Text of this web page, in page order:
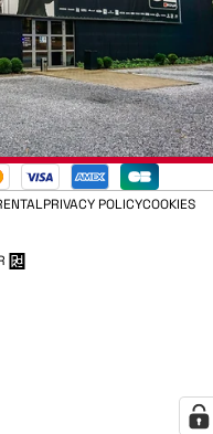
PRIVACY POLICYCOOKIES